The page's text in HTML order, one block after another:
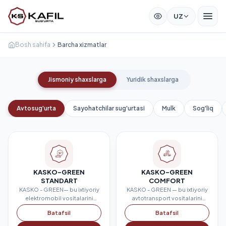
UZ
Bosh sahifa Barcha xizmatlar
Jismoniy shaxslarga Yuridik shaxslarga
Avtosug'urta Sayohatchilar sug'urtasi Mulk Sog'liq
KASKO-GREEN
STANDART
KASKO - GREEN— bu ixtiyoriy
elektromobil vositalarini
sug‘urtalash. Sug‘urtalashga
yengil avtomobillar, yuk
mashinalari, tirkamalar va
Batafsil
KASKO-GREEN
COMFORT
KASKO - GREEN — bu ixtiyoriy
avtotransport vositalarini
sug‘urtalash. Sug‘urtalashga
yengil avtomobillar, yuk
mashinalari, tirkamalar va
Batafsil